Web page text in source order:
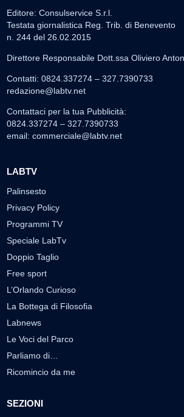
Editore: Consulservice S.r.l.
Testata giornalistica Reg. Trib. di Benevento
n. 244 del 26.02.2015
Direttore Responsabile Dott.ssa Oliviero
Contatti: 0824.337274 – 327.7390733
redazione@labtv.net
Contattaci per la tua Pubblicità:
0824.337274 – 327.7390733
email: commerciale@labtv.net
LABTV
Palinsesto
Privacy Policy
Programmi TV
Speciale LabTv
Doppio Taglio
Free sport
L’Orlando Curioso
La Bottega di Filosofia
Labnews
Le Voci del Parco
Parliamo di…
Ricomincio da me
SEZIONI